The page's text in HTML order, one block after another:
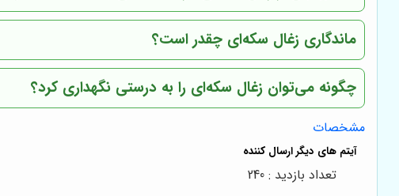
ماندگاری زغال سکه‌ای چقدر است؟
چگونه می‌توان زغال سکه‌ای را به درستی نگهداری کرد؟
مشخصات
تعداد بازدید : 240